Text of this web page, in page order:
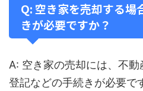
Q: 空き家を売却する場
きが必要ですか？
A: 空き家の売却には、不動
登記などの手続きが必要で